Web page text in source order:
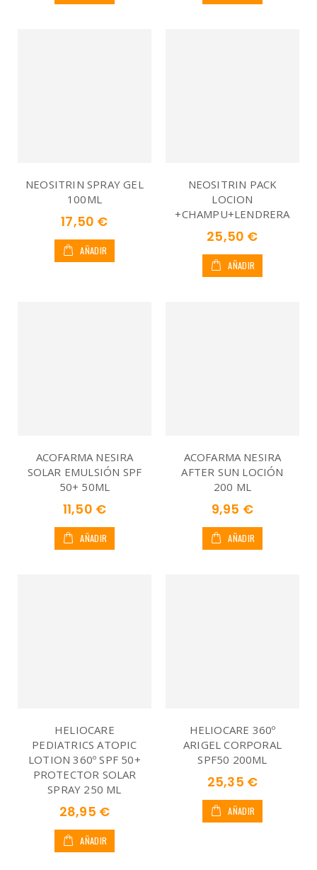
NEOSITRIN SPRAY GEL
100ML
17,50 €
AÑADIR
NEOSITRIN PACK
LOCION
+CHAMPU+LENDRERA
25,50 €
AÑADIR
ACOFARMA NESIRA
SOLAR EMULSIÓN SPF
50+ 50ML
11,50 €
AÑADIR
ACOFARMA NESIRA
AFTER SUN LOCIÓN
200 ML
9,95 €
AÑADIR
HELIOCARE
PEDIATRICS ATOPIC
LOTION 360º SPF 50+
PROTECTOR SOLAR
SPRAY 250 ML
28,95 €
AÑADIR
HELIOCARE 360º
ARIGEL CORPORAL
SPF50 200ML
25,35 €
AÑADIR